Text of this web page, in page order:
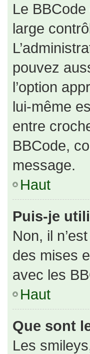
Le
large
pouvez
l’option
lui-même
entre
BBCode,
message.
Haut
Puis-je
Non, il
des mises
avec les
Haut
Que sont
Les